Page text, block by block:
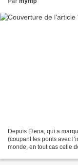
Depuis Elena, qui a
(coupant les ponts avec
monde, en tout cas celle